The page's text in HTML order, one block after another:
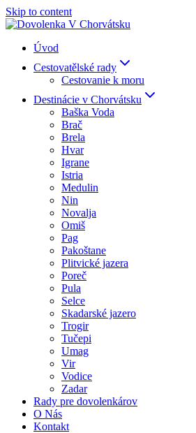
Skip to content
Úvod
Cestovatělské rady
Cestovanie k moru
Destinácie v Chorvátsku
Baška Voda
Brač
Brela
Hvar
Igrane
Istria
Medulin
Nin
Novalja
Omiš
Pag
Pakoštane
Plitvické jazera
Poreč
Pula
Selce
Skadarské jazero
Trogir
Tučepi
Umag
Vir
Vodice
Zadar
Rady pre dovolenkárov
O Nás
Kontakt